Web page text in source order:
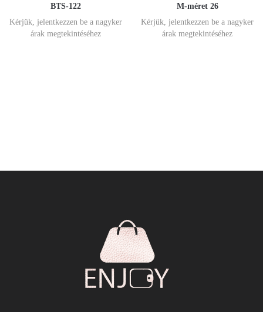
BTS-122
Kérjük, jelentkezzen be a nagyker
árak megtekintéséhez
M-méret 26
Kérjük, jelentkezzen be a nagyker
árak megtekintéséhez